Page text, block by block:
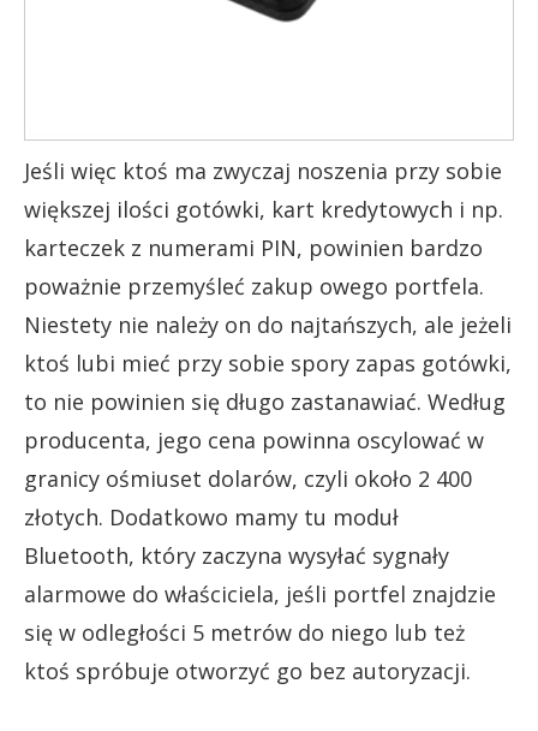
Jeśli więc ktoś ma zwyczaj noszenia przy sobie
większej ilości gotówki, kart kredytowych i np.
karteczek z numerami PIN, powinien bardzo
poważnie przemyśleć zakup owego portfela.
Niestety nie należy on do najtańszych, ale jeżeli
ktoś lubi mieć przy sobie spory zapas gotówki,
to nie powinien się długo zastanawiać. Według
producenta, jego cena powinna oscylować w
granicy ośmiuset dolarów, czyli około 2 400
złotych. Dodatkowo mamy tu moduł
Bluetooth, który zaczyna wysyłać sygnały
alarmowe do właściciela, jeśli portfel znajdzie
się w odległości 5 metrów do niego lub też
ktoś spróbuje otworzyć go bez autoryzacji.